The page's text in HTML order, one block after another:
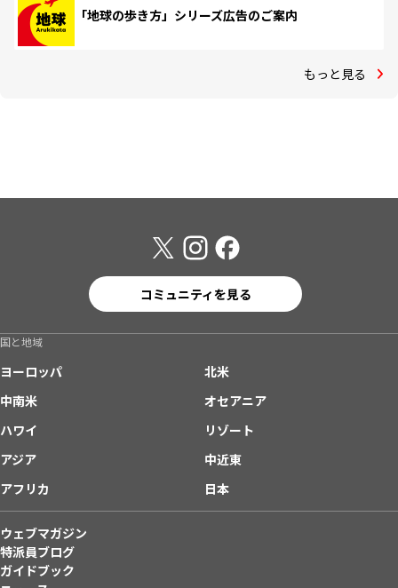
「地球の歩き方」シリーズ広告のご案内
もっと見る
コミュニティを見る
国と地域
ヨーロッパ
北米
中南米
オセアニア
ハワイ
リゾート
アジア
中近東
アフリカ
日本
ウェブマガジン
特派員ブログ
ガイドブック